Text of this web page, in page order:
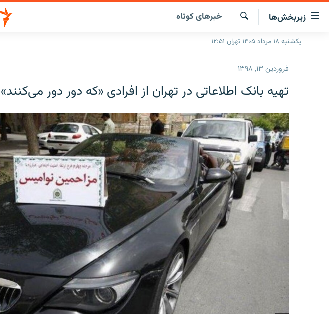
لینک‌های
قابلیت
دسترسی
زیربخش‌ها
صفحه اصلی
انتخاب کنید و بشنوید
برنامه‌های رادیویی
فرکانس‌ها
چندرسانه‌ای
گزارش‌های تصویری
گزارش‌های ویدئویی
جستجو
خبرهای کوتاه
یکشنبه ۱۸ مرداد ۱۴۰۵ تهران ۱۲:۵۱
فروردین ۱۳, ۱۳۹۸
تهیه بانک اطلاعاتی در تهران از افرادی «که دور دور می‌کنند»